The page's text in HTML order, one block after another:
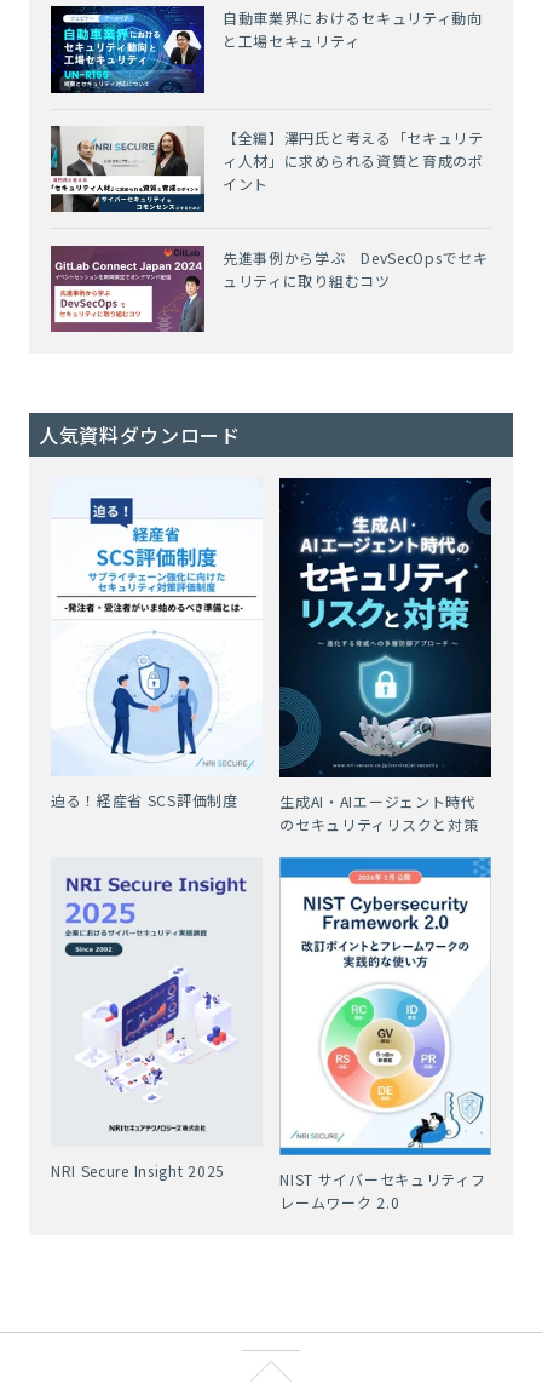
自動車業界におけるセキュリティ動向
と工場セキュリティ
【全編】澤円氏と考える「セキュリテ
ィ人材」に求められる資質と育成のポ
イント
先進事例から学ぶ DevSecOpsでセキ
ュリティに取り組むコツ
人気資料ダウンロード
迫る！経産省 SCS評価制度
生成AI・AIエージェント時代
のセキュリティリスクと対策
NRI Secure Insight 2025
NIST サイバーセキュリティフ
レームワーク 2.0